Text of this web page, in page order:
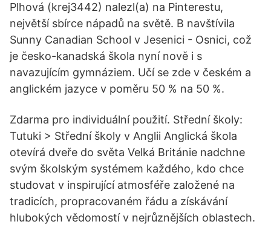
Plhová (krej3442) nalezl(a) na Pinterestu,
největší sbírce nápadů na světě. B navštívila
Sunny Canadian School v Jesenici - Osnici, což
je česko-kanadská škola nyní nově i s
navazujícím gymnáziem. Učí se zde v českém a
anglickém jazyce v poměru 50 % na 50 %.
Zdarma pro individuální použití. Střední školy:
Tutuki > Střední školy v Anglii Anglická škola
otevírá dveře do světa Velká Británie nadchne
svým školským systémem každého, kdo chce
studovat v inspirující atmosféře založené na
tradicích, propracovaném řádu a získávání
hlubokých vědomostí v nejrůznějších oblastech.